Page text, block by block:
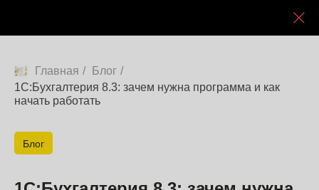
Главная / Блог /
1С:Бухгалтерия 8.3: зачем нужна программа и как
начать работать
Блог